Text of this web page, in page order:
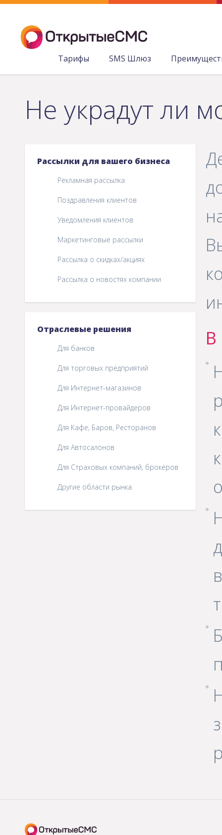
Тарифы SMS Шлюз
Не украдут ли
Рассылки для вашего бизнеса
Рекламная рассылка
Поздравления клиентов
Уведомления клиентов
Маркетинговые рассылки
Рассылка о скидках/акциях
Рассылка о новостях компании
Отраслевые решения
Для банков
Для торговых предприятий
Для Интернет-магазинов
Для Интернет-провайдеров
Для Кафе, Баров, Ресторанов
Для Автосалонов
Для Страховых компаний, брокеров
Другие области рынка
В